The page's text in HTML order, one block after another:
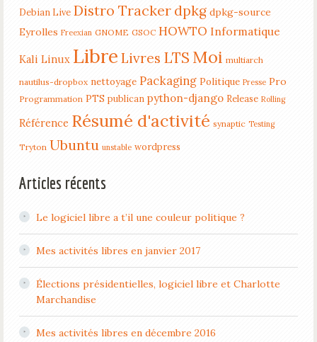
Debian Live Distro Tracker dpkg dpkg-source
Eyrolles Freexian GNOME GSOC HOWTO Informatique
Kali Linux Libre Livres LTS Moi multiarch
nautilus-dropbox nettoyage Packaging Politique Presse Pro
Programmation PTS publican python-django Release Rolling
Référence Résumé d'activité synaptic Testing
Tryton Ubuntu unstable wordpress
Articles récents
Le logiciel libre a t’il une couleur politique ?
Mes activités libres en janvier 2017
Élections présidentielles, logiciel libre et Charlotte
Marchandise
Mes activités libres en décembre 2016